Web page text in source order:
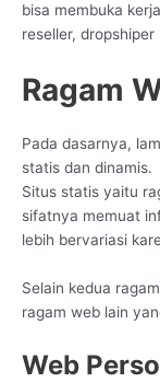
bisa membuka
reseller,
Ragam
Pada dasarnya,
statis dan dinamis.
Situs statis yaitu
sifatnya memuat
lebih bervariasi
Selain kedua
ragam web lain
Web